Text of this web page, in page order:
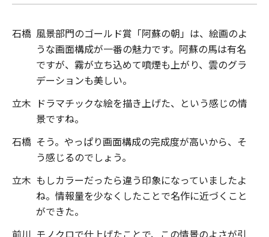
石橋 風景部門のゴールド賞「阿蘇の朝」は、絵画のよ
うな画面構成が一番の魅力です。阿蘇の馬は有名
ですが、霧が立ち込めて噴煙も上がり、雲のグラ
デーションも美しい。
立木 ドラマチックな絵を描き上げた、という感じの情
景ですね。
石橋 そう。やっぱり画面構成の完成度が高いから、そ
う感じるのでしょう。
立木 もしカラーだったら違う印象になっていましたよ
ね。情報量を少なくしたことで名作に近づくこと
ができた。
前川 モノクロで仕上げたことで、この情景のよさが引